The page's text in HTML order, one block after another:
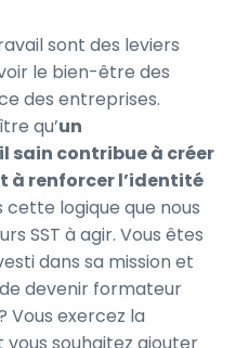
sont des leviers
le bien-être des
des entreprises.
qu’un
sain contribue à créer
à renforcer l’identité
cette logique que nous
SST à agir. Vous êtes
dans sa mission et
devenir formateur
Vous exercez la